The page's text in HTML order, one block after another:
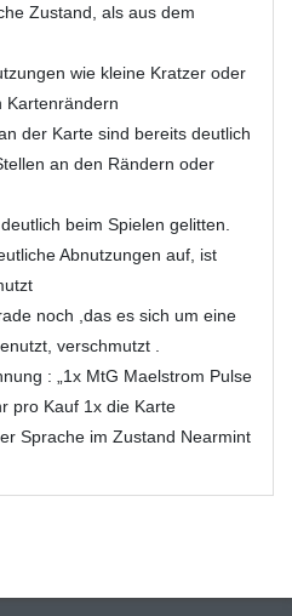
Zustand, als aus dem
wie kleine Kratzer oder
Kartenrändern
der Karte sind bereits deutlich
an den Rändern oder
beim Spielen gelitten.
Abnutzungen auf, ist
noch ,das es sich um eine
verschmutzt .
: „1x MtG Maelstrom Pulse
pro Kauf 1x die Karte
Sprache im Zustand Nearmint